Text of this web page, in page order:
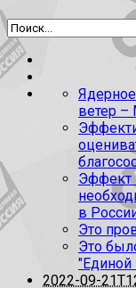
Ядерное
ветер –
Эффект
в
Это
Это
"Единой
2022-09-